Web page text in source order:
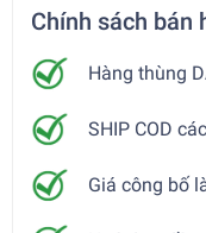
Chính sách bán
Hàng thùng
SHIP COD
Giá công bố